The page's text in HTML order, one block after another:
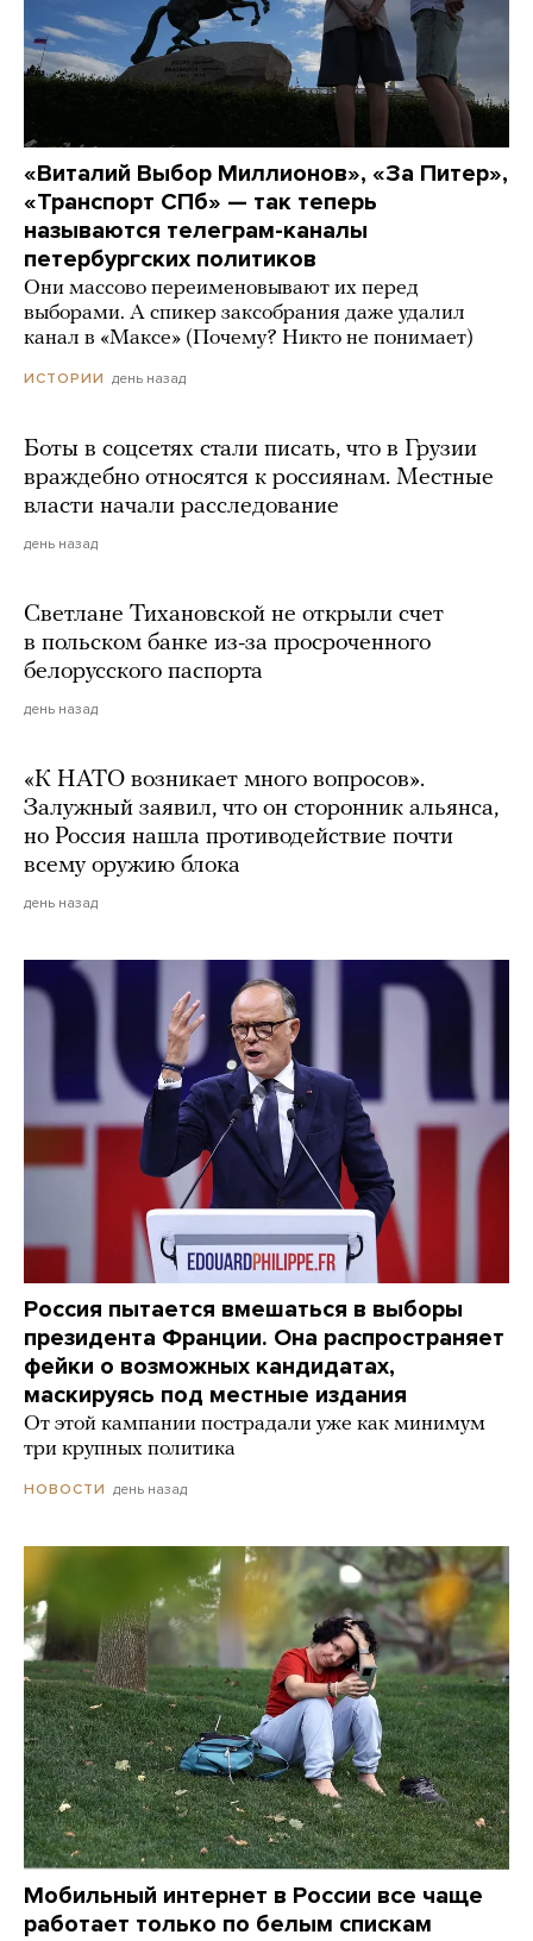
«Виталий Выбор Миллионов», «За Питер»,
«Транспорт СПб» — так теперь
называются телеграм-каналы
петербургских политиков
Они массово переименовывают их перед
выборами. А спикер заксобрания даже удалил
канал в «Максе» (Почему? Никто не понимает)
ИСТОРИИ день назад
Боты в соцсетях стали писать, что в Грузии
враждебно относятся к россиянам. Местные
власти начали расследование
день назад
Светлане Тихановской не открыли счет
в польском банке из-за просроченного
белорусского паспорта
день назад
«К НАТО возникает много вопросов».
Залужный заявил, что он сторонник альянса,
но Россия нашла противодействие почти
всему оружию блока
день назад
Россия пытается вмешаться в выборы
президента Франции. Она распространяет
фейки о возможных кандидатах,
маскируясь под местные издания
От этой кампании пострадали уже как минимум
три крупных политика
НОВОСТИ день назад
Мобильный интернет в России все чаще
работает только по белым спискам